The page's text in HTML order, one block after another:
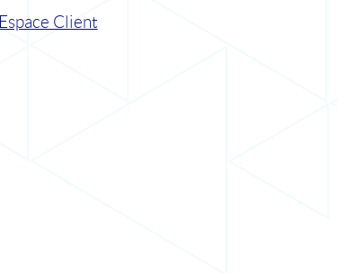
Espace Client